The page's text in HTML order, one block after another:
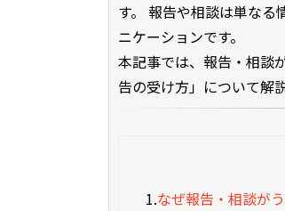
す。 報告や相談は単な
ニケーションです。
本記事では、報告・相談
告の受け方」について解
1.なぜ報告・相談が